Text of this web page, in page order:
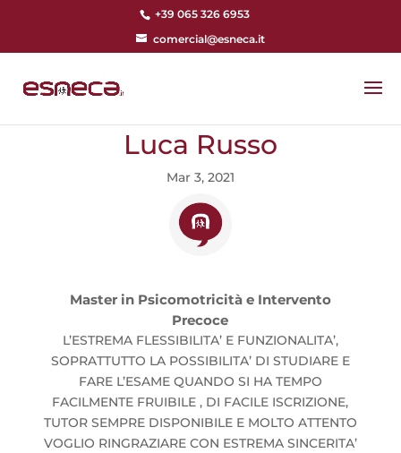
+39 065 326 6953
comercial@esneca.it
Luca Russo
Mar 3, 2021
Master in Psicomotricità e Intervento
Precoce
L’ESTREMA FLESSIBILITA’ E FUNZIONALITA’,
SOPRATTUTTO LA POSSIBILITA’ DI STUDIARE E
FARE L’ESAME QUANDO SI HA TEMPO
FACILMENTE FRUIBILE , DI FACILE ISCRIZIONE,
TUTOR SEMPRE DISPONIBILE E MOLTO ATTENTO
VOGLIO RINGRAZIARE CON ESTREMA SINCERITA’